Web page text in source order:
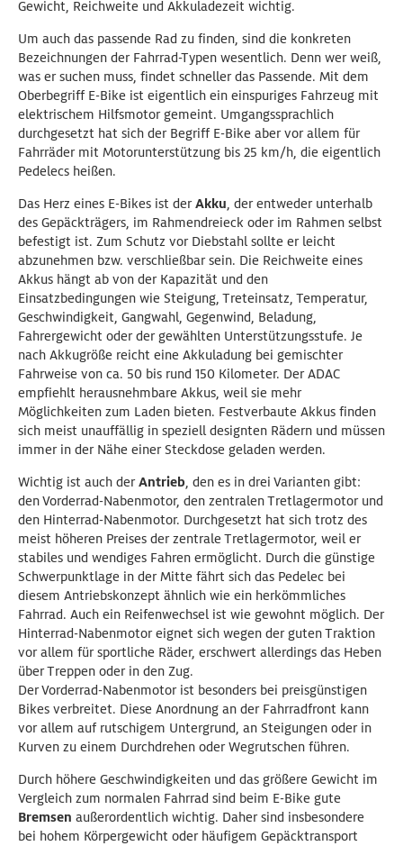
Gewicht, Reichweite und Akkuladezeit wichtig.
Um auch das passende Rad zu finden, sind die konkreten
Bezeichnungen der Fahrrad-Typen wesentlich. Denn wer weiß,
was er suchen muss, findet schneller das Passende. Mit dem
Oberbegriff E-Bike ist eigentlich ein einspuriges Fahrzeug mit
elektrischem Hilfsmotor gemeint. Umgangssprachlich
durchgesetzt hat sich der Begriff E-Bike aber vor allem für
Fahrräder mit Motorunterstützung bis 25 km/h, die eigentlich
Pedelecs heißen.
Das Herz eines E-Bikes ist derAkku, der entweder unterhalb
des Gepäckträgers, im Rahmendreieck oder im Rahmen selbst
befestigt ist. Zum Schutz vor Diebstahl sollte er leicht
abzunehmen bzw. verschließbar sein. Die Reichweite eines
Akkus hängt ab von der Kapazität und den
Einsatzbedingungen wie Steigung, Treteinsatz, Temperatur,
Geschwindigkeit, Gangwahl, Gegenwind, Beladung,
Fahrergewicht oder der gewählten Unterstützungsstufe. Je
nach Akkugröße reicht eine Akkuladung bei gemischter
Fahrweise von ca. 50 bis rund 150 Kilometer. Der ADAC
empfiehlt herausnehmbare Akkus, weil sie mehr
Möglichkeiten zum Laden bieten. Festverbaute Akkus finden
sich meist unauffällig in speziell designten Rädern und müssen
immer in der Nähe einer Steckdose geladen werden.
Wichtig ist auch derAntrieb, den es in drei Varianten gibt:
den Vorderrad-Nabenmotor, den zentralen Tretlagermotor und
den Hinterrad-Nabenmotor. Durchgesetzt hat sich trotz des
meist höheren Preises der zentrale Tretlagermotor, weil er
stabiles und wendiges Fahren ermöglicht. Durch die günstige
Schwerpunktlage in der Mitte fährt sich das Pedelec bei
diesem Antriebskonzept ähnlich wie ein herkömmliches
Fahrrad. Auch ein Reifenwechsel ist wie gewohnt möglich. Der
Hinterrad-Nabenmotor eignet sich wegen der guten Traktion
vor allem für sportliche Räder, erschwert allerdings das Heben
über Treppen oder in den Zug.
Der Vorderrad-Nabenmotor ist besonders bei preisgünstigen
Bikes verbreitet. Diese Anordnung an der Fahrradfront kann
vor allem auf rutschigem Untergrund, an Steigungen oder in
Kurven zu einem Durchdrehen oder Wegrutschen führen.
Durch höhere Geschwindigkeiten und das größere Gewicht im
Vergleich zum normalen Fahrrad sind beim E-Bike gute
Bremsen außerordentlich wichtig. Daher sind insbesondere
bei hohem Körpergewicht oder häufigem Gepäcktransport